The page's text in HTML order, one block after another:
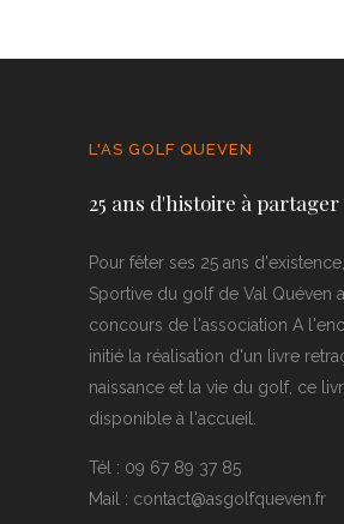
L'AS GOLF QUEVEN
25 ans d'histoire à partager
Pour fêter ses 25 ans
Sportive du golf de Val Quéven
concours de l'association A
initié la réalisation d'un livre
naissance et la vie du golf, ce
disponible à l'accueil.
Tél : 09 67 89 37 85
Mail : contact@asgolfqueven.fr